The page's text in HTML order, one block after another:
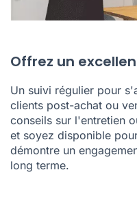
Offrez un
Un suivi régulier pour
clients post-achat ou
conseils sur l'entretien
et soyez disponible
démontre un
long terme.